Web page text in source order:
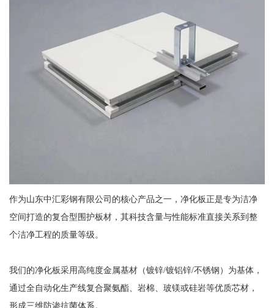
作为山东中汇彩钢有限公司的核心产品之一，净化板正是专为洁净
空间打造的复合型围护板材，其科技含量与性能标准直接关系到整
个洁净工程的质量等级。
我们的净化板采用高纯度金属基材（镀锌/镀铝锌/不锈钢）为基体，
通过全自动化生产线复合聚氨酯、岩棉、玻镁或硅岩等优质芯材，
形成三维防渗抗菌体系。